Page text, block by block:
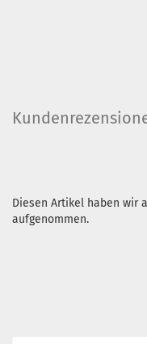
Diesen Artikel haben wir
aufgenommen.